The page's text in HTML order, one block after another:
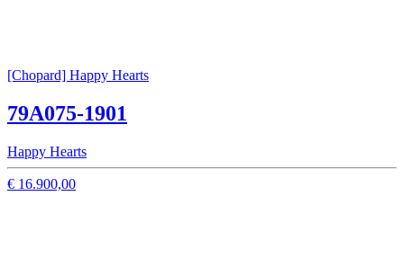
[Chopard] Happy Hearts
79A075-1901
Happy Hearts
€ 16.900,00